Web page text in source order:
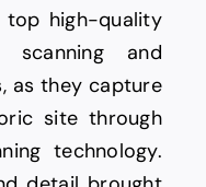
top high-quality
and
as they capture
site through
technology.